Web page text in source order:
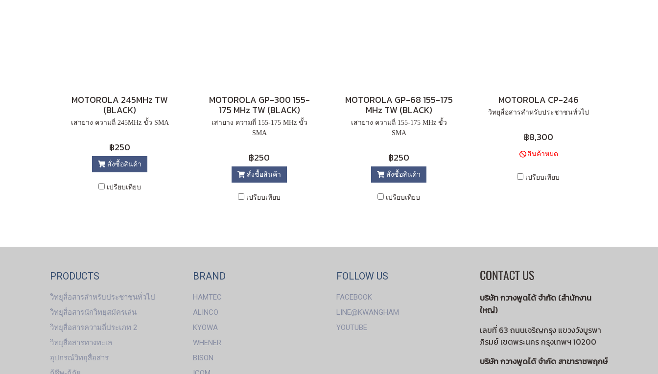
MOTOROLA 245MHz TW
(ฺBLACK)
เสายาง ความถี่ 245MHz ขั้ว SMA
฿250
สั่งซื้อสินค้า
เปรียบเทียบ
MOTOROLA GP-300 155-
175 MHz TW (ฺBLACK)
เสายาง ความถี่ 155-175 MHz ขั้ว
SMA
฿250
สั่งซื้อสินค้า
เปรียบเทียบ
MOTOROLA GP-68 155-175
MHz TW (ฺBLACK)
เสายาง ความถี่ 155-175 MHz ขั้ว
SMA
฿250
สั่งซื้อสินค้า
เปรียบเทียบ
MOTOROLA CP-246
วิทยุสื่อสารสำหรับประชาชนทั่วไป
฿8,300
สินค้าหมด
เปรียบเทียบ
PRODUCTS
วิทยุสื่อสารสำหรับประชาชนทั่วไป
วิทยุสื่อสารนักวิทยุสมัครเล่น
วิทยุสื่อสารความถี่ประเภท 2
วิทยุสื่อสารทางทะเล
อุปกรณ์วิทยุสื่อสาร
BRAND
HAMTEC
ALINCO
KYOWA
WHENER
BISON
FOLLOW US
FACEBOOK
LINE@KWANGHAM
YOUTUBE
CONTACT US
บริษัท กวางพูดได้ จำกัด (สำนักงาน
ใหญ่)
เลขที่ 63 ถนนเจริญกรุง แขวงวังบูรพา
ภิรมย์ เขตพระนคร กรุงเทพฯ 10200
บริษัท กวางพูดได้ จำกัด สาขาราชพฤกษ์